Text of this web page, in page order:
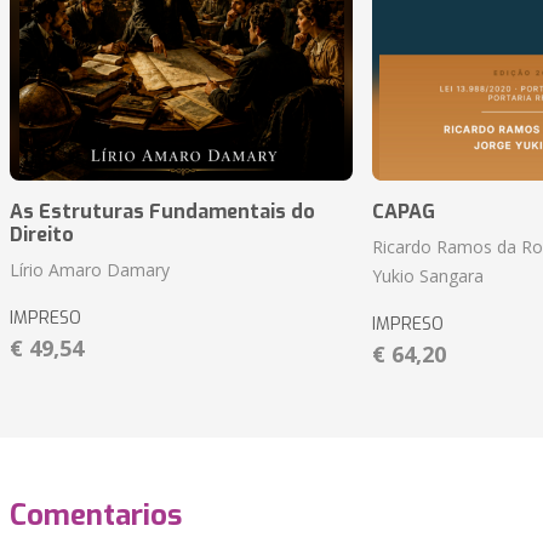
As Estruturas Fundamentais do
Direito
Lírio Amaro Damary
IMPRESO
€ 49,54
CAPAG
Ricardo Ramos da
Yukio Sangara
IMPRESO
€ 64,20
Comentarios